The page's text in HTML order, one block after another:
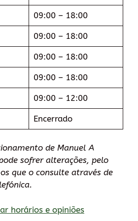
09:00 – 18:00
09:00 – 18:00
09:00 – 18:00
09:00 – 18:00
09:00 – 12:00
Encerrado
de Manuel A
sofrer alterações, pelo
que o consulte através de
horários e opiniões